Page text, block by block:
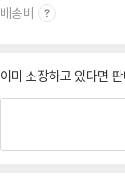
배송비
이미 소장하고 있다면